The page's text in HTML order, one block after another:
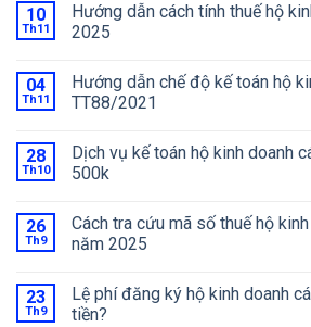
10
Th11
Hướng dẫn cách tính thuế hộ
2025
04
Th11
Hướng dẫn chế độ kế toán hộ
TT88/2021
28
Th10
Dịch vụ kế toán hộ kinh doanh
500k
26
Th9
Cách tra cứu mã số thuế hộ
năm 2025
23
Th9
Lệ phí đăng ký hộ kinh doanh
tiền?